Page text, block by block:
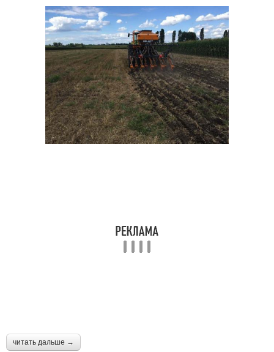
читать дальше →